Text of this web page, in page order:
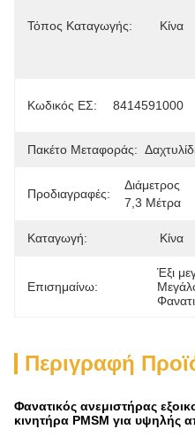
Τόπος Καταγωγής: Κίνα
Κωδικός ΕΣ: 8414591000
Πακέτο Μεταφοράς:
Προδιαγραφές:
Διάμετρος
7,3 Μέτρα
Καταγωγή: Κίνα
Επισημαίνω:
Έξι
Περιγραφή
Φανατικός ανεμιστήρας
κινητήρα PMSM για υψηλής